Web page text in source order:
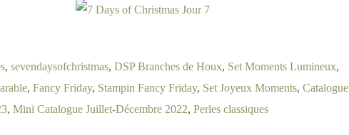
, sevendaysofchristmas, DSP Branches de Houx, Set Moments Lumineux,
, Fancy Friday, Stampin Fancy Friday, Set Joyeux Moments, Catalogue
, Mini Catalogue Juillet-Décembre 2022, Perles classiques